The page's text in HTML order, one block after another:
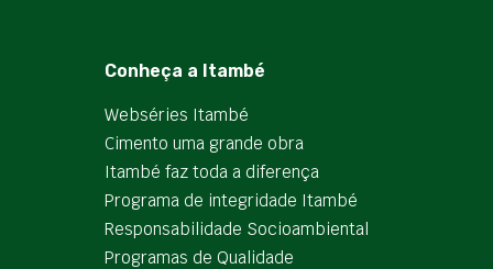
Conheça a Itambé
Webséries Itambé
Cimento uma grande obra
Itambé faz toda a diferença
Programa de integridade Itambé
Responsabilidade Socioambiental
Programas de Qualidade